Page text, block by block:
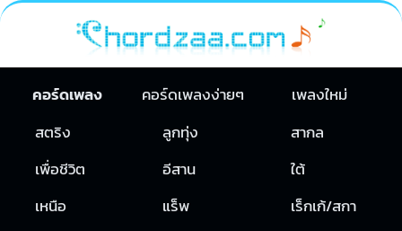
คอร์ดเพลง คอร์ดเพลงง่ายๆ
เพลงใหม่
สตริง
ลูกทุ่ง
สากล
เพื่อชีวิต
อีสาน
ใต้
เหนือ
แร็พ
เร็กเก้/สกา